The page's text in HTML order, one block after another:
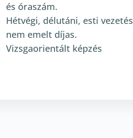
és óraszám.
Hétvégi, délutáni, esti vezetés
nem emelt díjas.
Vizsgaorientált képzés